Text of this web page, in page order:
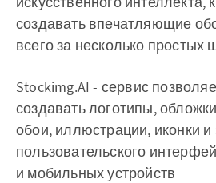
создавать впечатляющие
всего за несколько простых
Stockimg.AI - сервис
создавать логотипы,
обои, иллюстрации, иконки
пользовательского
и мобильных устройств